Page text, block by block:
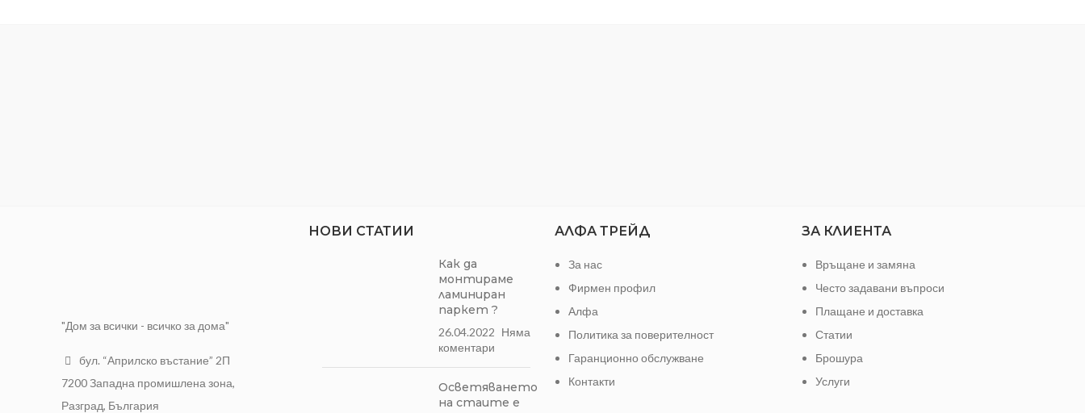
"Дом за всички - всичко за дома"
бул. “Априлско въстание” 2П
7200 Западна промишлена зона,
Разград, България
НОВИ СТАТИИ
Как да
монтираме
ламиниран
паркет ?
26.04.2022 Няма
коментари
Осветяването
на стаите е
АЛФА ТРЕЙД
За нас
Фирмен профил
Алфа
Политика за поверителност
Гаранционно обслужване
Контакти
ЗА КЛИЕНТА
Връщане и замяна
Често задавани въпроси
Плащане и доставка
Статии
Брошура
Услуги